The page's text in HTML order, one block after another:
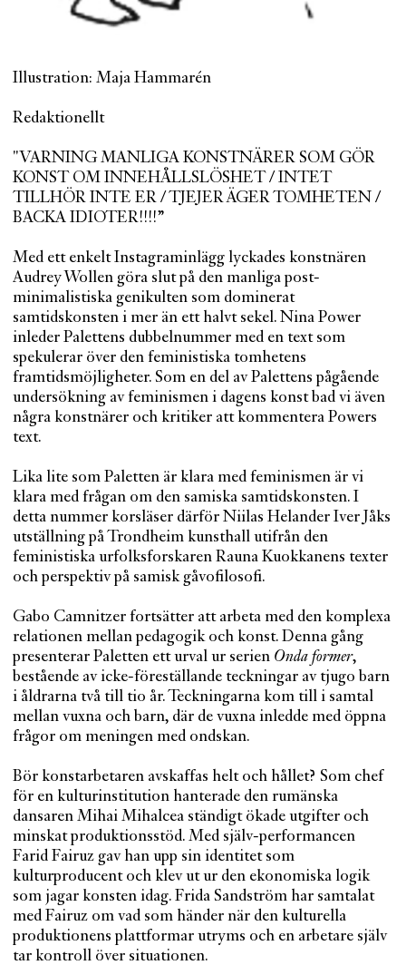
Illustration: Maja Hammarén
Redaktionellt
"VARNING MANLIGA KONSTNÄRER SOM GÖR
KONST OM INNEHÅLLSLÖSHET / INTET
TILLHÖR INTE ER / TJEJER ÄGER TOMHETEN /
BACKA IDIOTER!!!!”
Med ett enkelt Instagraminlägg lyckades konstnären
Audrey Wollen göra slut på den manliga post-
minimalistiska genikulten som dominerat
samtidskonsten i mer än ett halvt sekel. Nina Power
inleder Palettens dubbelnummer med en text som
spekulerar över den feministiska tomhetens
framtidsmöjligheter. Som en del av Palettens pågående
undersökning av feminismen i dagens konst bad vi även
några konstnärer och kritiker att kommentera Powers
text.
Lika lite som Paletten är klara med feminismen är vi
klara med frågan om den samiska samtidskonsten. I
detta nummer korsläser därför Niilas Helander Iver Jåks
utställning på Trondheim kunsthall utifrån den
feministiska urfolksforskaren Rauna Kuokkanens texter
och perspektiv på samisk gåvofilosofi.
Gabo Camnitzer fortsätter att arbeta med den komplexa
relationen mellan pedagogik och konst. Denna gång
presenterar Paletten ett urval ur serien Onda former,
bestående av icke-föreställande teckningar av tjugo barn
i åldrarna två till tio år. Teckningarna kom till i samtal
mellan vuxna och barn, där de vuxna inledde med öppna
frågor om meningen med ondskan.
Bör konstarbetaren avskaffas helt och hållet? Som chef
för en kulturinstitution hanterade den rumänska
dansaren Mihai Mihalcea ständigt ökade utgifter och
minskat produktionsstöd. Med själv-performancen
Farid Fairuz gav han upp sin identitet som
kulturproducent och klev ut ur den ekonomiska logik
som jagar konsten idag. Frida Sandström har samtalat
med Fairuz om vad som händer när den kulturella
produktionens plattformar utryms och en arbetare själv
tar kontroll över situationen.